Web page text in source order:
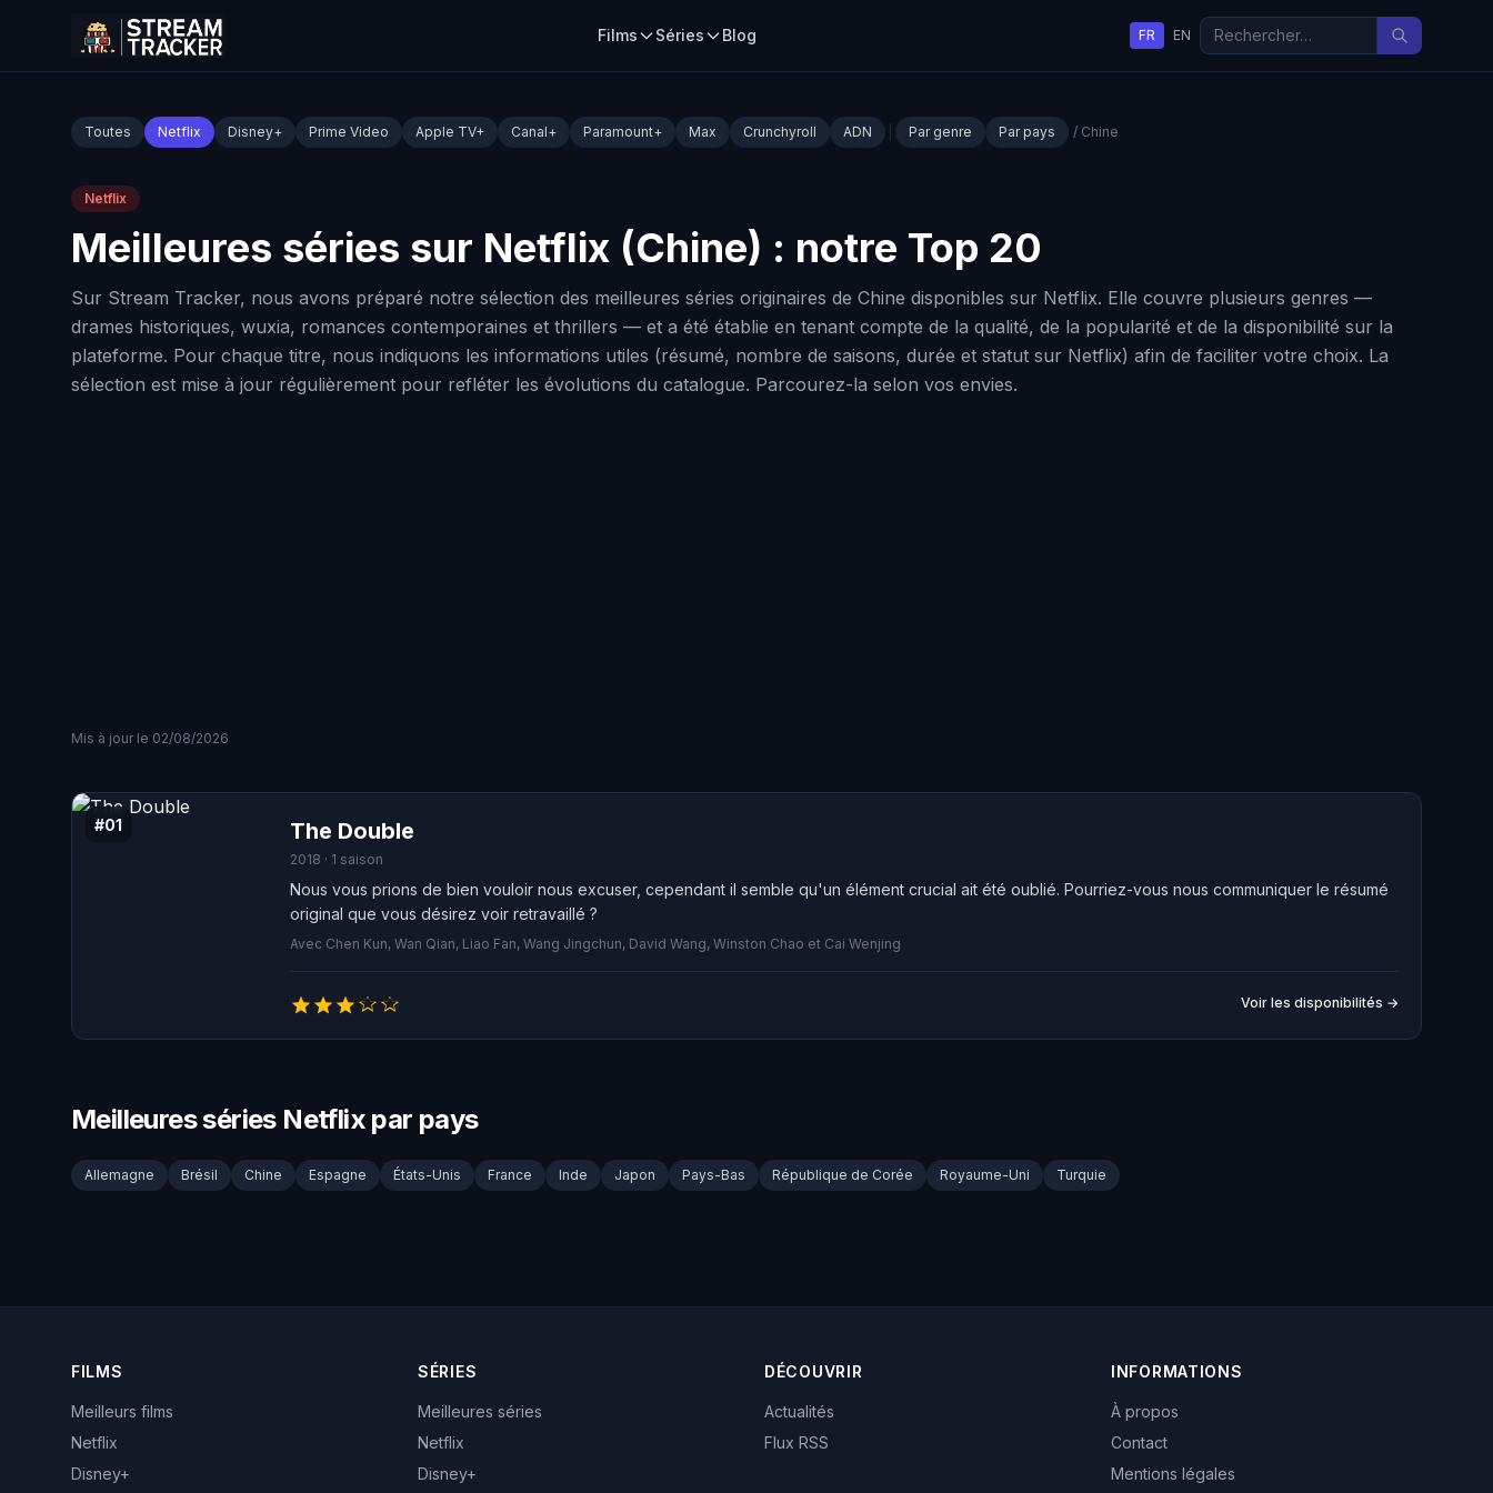
Films Séries Blog FR EN
Toutes Netflix Disney+ Prime Video Apple TV+ Canal+ Paramount+ Max Crunchyroll ADN Par genre Par pays / Chine
Netflix
Meilleures séries sur Netflix (Chine) : notre Top 20
Sur Stream Tracker, nous avons préparé notre sélection des meilleures séries originaires de Chine disponibles sur Netflix. Elle couvre plusieurs genres —
drames historiques, wuxia, romances contemporaines et thrillers — et a été établie en tenant compte de la qualité, de la popularité et de la disponibilité sur la
plateforme. Pour chaque titre, nous indiquons les informations utiles (résumé, nombre de saisons, durée et statut sur Netflix) afin de faciliter votre choix. La
sélection est mise à jour régulièrement pour refléter les évolutions du catalogue. Parcourez-la selon vos envies.
Mis à jour le 02/08/2026
#01 The Double
2018 · 1 saison
Nous vous prions de bien vouloir nous excuser, cependant il semble qu'un élément crucial ait été oublié. Pourriez-vous nous communiquer le résumé
original que vous désirez voir retravaillé ?
Avec Chen Kun, Wan Qian, Liao Fan, Wang Jingchun, David Wang, Winston Chao et Cai Wenjing
Voir les disponibilités →
Meilleures séries Netflix par pays
Allemagne Brésil Chine Espagne États-Unis France Inde Japon Pays-Bas République de Corée Royaume-Uni Turquie
FILMS
Meilleurs films
Netflix
Disney+
SÉRIES
Meilleures séries
Netflix
Disney+
DÉCOUVRIR
Actualités
Flux RSS
INFORMATIONS
À propos
Contact
Mentions légales